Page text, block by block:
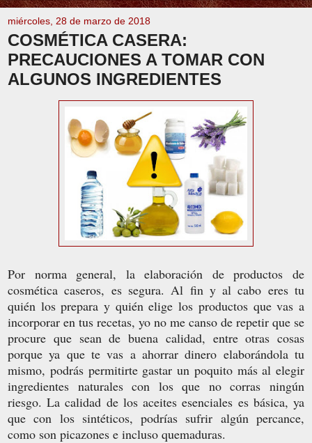
miércoles, 28 de marzo de 2018
COSMÉTICA CASERA:
PRECAUCIONES A TOMAR CON
ALGUNOS INGREDIENTES
Por norma general, la elaboración de productos de
cosmética caseros, es segura. Al fin y al cabo eres tu
quién los prepara y quién elige los productos que vas a
incorporar en tus recetas, yo no me canso de repetir que se
procure que sean de buena calidad, entre otras cosas
porque ya que te vas a ahorrar dinero elaborándola tu
mismo, podrás permitirte gastar un poquito más al elegir
ingredientes naturales con los que no corras ningún
riesgo. La calidad de los aceites esenciales es básica, ya
que con los sintéticos, podrías sufrir algún percance,
como son picazones e incluso quemaduras.